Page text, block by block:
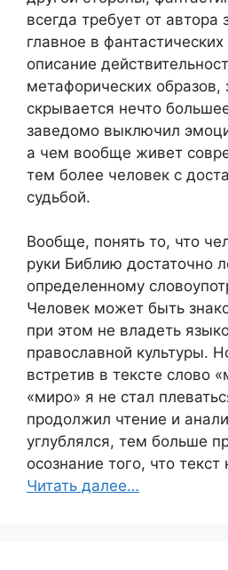
всегда требует от автора
главное в фантастических
описание
метафорических образов,
скрывается нечто
заведомо выключил
а чем вообще живет
тем более человек с
судьбой.
Вообще, понять то, что
руки Библию достаточно
определенному
Человек может быть
при этом не владеть
православной культуры.
встретив в тексте слово
«миро» я не стал
продолжил чтение и
углублялся, тем больше
осознание того, что
Читать далее…